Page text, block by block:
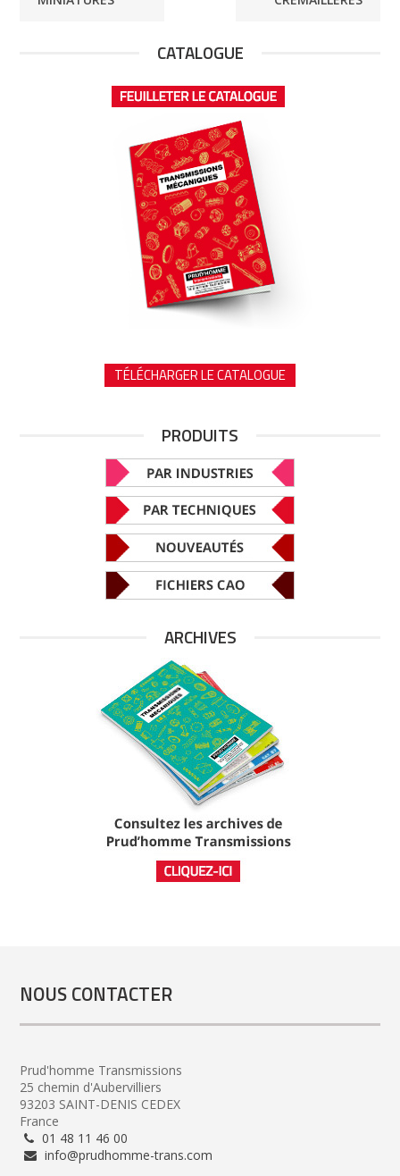
CATALOGUE
TÉLÉCHARGER LE CATALOGUE
PRODUITS
ARCHIVES
NOUS CONTACTER
Prud'homme Transmissions
25 chemin d'Aubervilliers
93203 SAINT-DENIS CEDEX
France
01 48 11 46 00
info@prudhomme-trans.com